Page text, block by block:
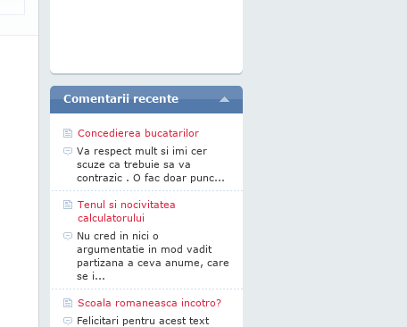
Comentarii recente
Concedierea bucatarilor
Va respect mult si imi cer
scuze ca trebuie sa va
contrazic . O fac doar punc...
Tenul si nocivitatea
calculatorului
Nu cred in nici o
argumentatie in mod vadit
partizana a ceva anume, care
se i...
Scoala romaneasca incotro?
Felicitari pentru acest text